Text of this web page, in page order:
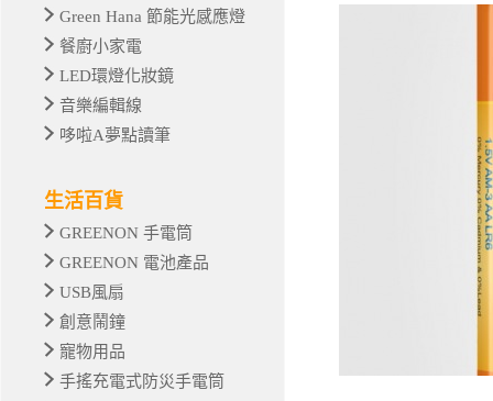
Green Hana 節能光感應燈
餐廚小家電
LED環燈化妝鏡
音樂編輯線
哆啦A夢點讀筆
生活百貨
GREENON 手電筒
GREENON 電池產品
USB風扇
創意鬧鐘
寵物用品
手搖充電式防災手電筒